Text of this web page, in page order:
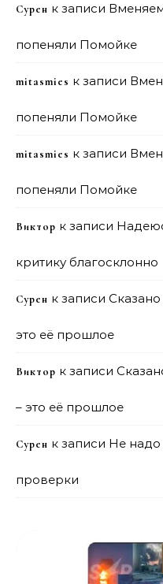
Сурен к записи
попеняли Помойке
mitasmies к записи
попеняли Помойке
mitasmies к записи
попеняли Помойке
Виктор к записи
критику благосклонно
Сурен к записи
это её прошлое
Виктор к записи
– это её прошлое
Сурен к записи Не надо
проверки